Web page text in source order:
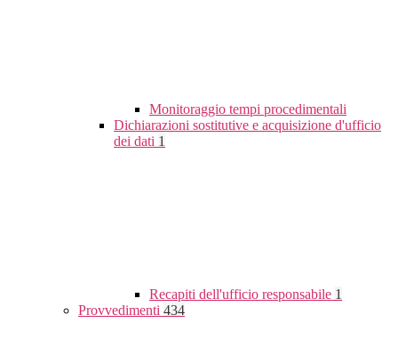
Monitoraggio tempi procedimentali
Dichiarazioni sostitutive e acquisizione d'ufficio
dei dati 1
Recapiti dell'ufficio responsabile 1
Provvedimenti 434